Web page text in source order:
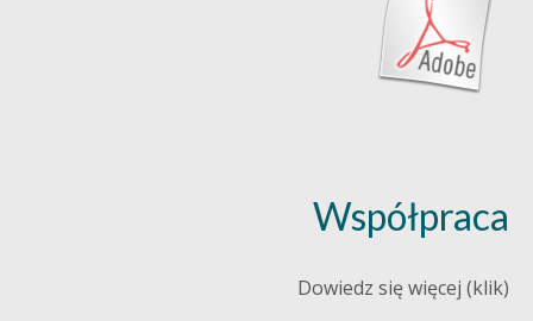
Współpraca
Dowiedz się więcej (klik)